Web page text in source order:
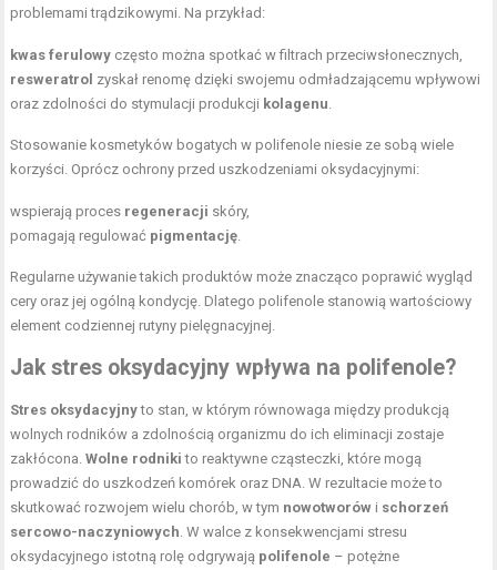
problemami trądzikowymi. Na przykład:
kwas ferulowy często można spotkać w filtrach przeciwsłonecznych,
resweratrol zyskał renomę dzięki swojemu odmładzającemu wpływowi
oraz zdolności do stymulacji produkcji kolagenu
Stosowanie kosmetyków bogatych w polifenole niesie ze sobą wiele
korzyści. Oprócz ochrony przed uszkodzeniami oksydacyjnymi:
wspierają proces regeneracji skóry,
pomagają regulować pigmentację
Regularne używanie takich produktów może znacząco poprawić wygląd
cery oraz jej ogólną kondycję. Dlatego polifenole stanowią wartościowy
element codziennej rutyny pielęgnacyjnej.
Jak stres oksydacyjny wpływa na polifenole?
Stres oksydacyjnyto stan, w którym równowaga między produkcją
wolnych rodników a zdolnością organizmu do ich eliminacji zostaje
zakłócona.Wolne rodniki to reaktywne cząsteczki, które mogą
prowadzić do uszkodzeń komórek oraz DNA. W rezultacie może to
skutkować rozwojem wielu chorób, w tym nowotworów i schorzeń
sercowo-naczyniowych . W walce z konsekwencjami stresu
oksydacyjnego istotną rolę odgrywają polifenole – potężne